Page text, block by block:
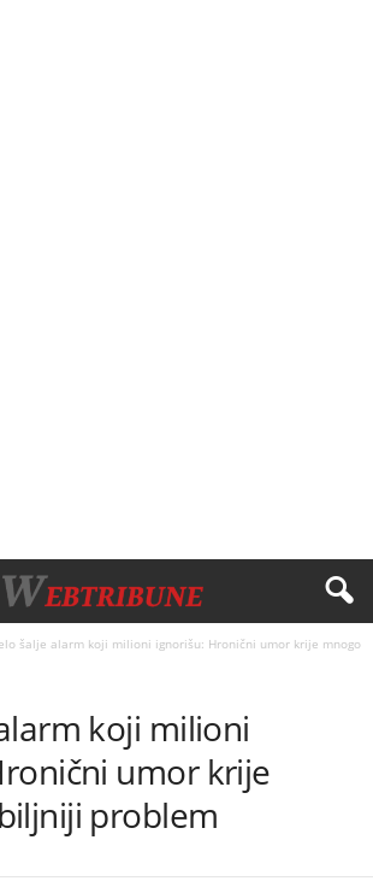
šalje alarm koji milioni ignorišu: Hronični umor krije mnogo
koji milioni
umor krije
problem